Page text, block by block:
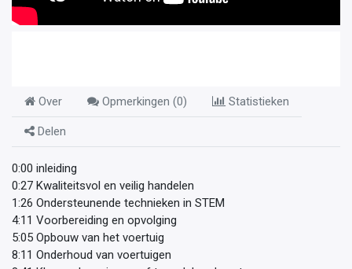
Over Opmerkingen (0) Statistieken
Delen
0:00 inleiding
0:27 Kwaliteitsvol en veilig handelen
1:26 Ondersteunende technieken in STEM
4:11 Voorbereiding en opvolging
5:05 Opbouw van het voertuig
8:11 Onderhoud van voertuigen